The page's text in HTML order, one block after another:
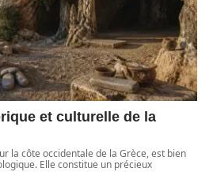
et culturelle de la
la côte occidentale de la Grèce, est bien
Elle constitue un précieux